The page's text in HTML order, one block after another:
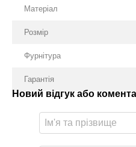
Матеріал
Розмір
Фурнітура
Гарантія
Новий відгук або